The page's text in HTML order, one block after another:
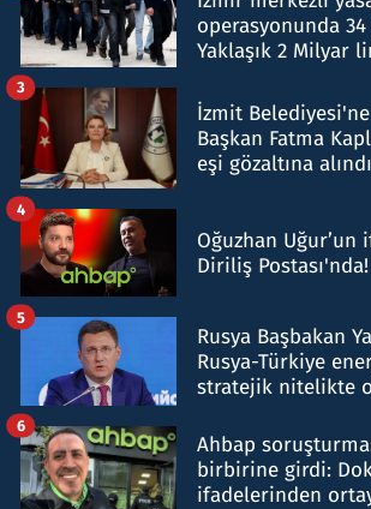
operasyonunda 34
Yaklaşık 2 Milyar
İzmit
Başkan Fatma
eşi gözaltına alındı
3
Oğuzhan Uğur’un
Diriliş Postası'nda!
4
Rusya Başbakan
Rusya-Türkiye
stratejik nitelikte
5
Ahbap
birbirine girdi:
ifadelerinden
6